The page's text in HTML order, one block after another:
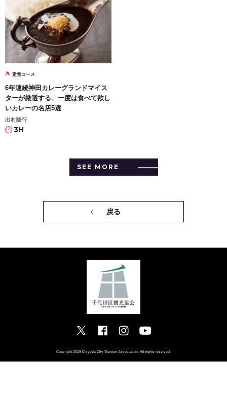
定番コース
6年連続神田カレーグランドマイス
ターが厳選する、一度は食べて欲し
いカレーの名店5選
出村隆行
3H
SEE MORE
戻る
Copyright 2019 Chiyoda City Tourism Association. All rights reserved.